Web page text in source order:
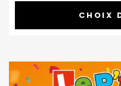
CHOIX